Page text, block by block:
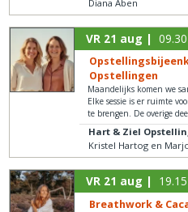
Diana Aben
VR 21 aug |
Opstellingen
Maandelijks komen we
Elke sessie is er ruimte
te brengen. De overige
Hart & Ziel
Kristel Hartog en
VR 21 aug |
Breathwork &